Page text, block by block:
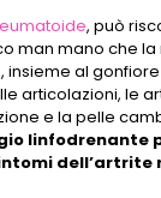
, può
man mano che
al
articolazioni, le
e la pelle
linfodrenante
dell’artrite